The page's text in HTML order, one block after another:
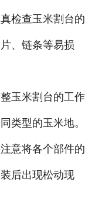
检查玉米割台的
、链条等易损
玉米割台的工作
类型的玉米地。
意将各个部件的
后出现松动现